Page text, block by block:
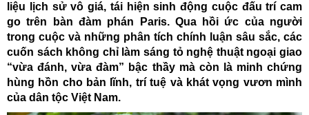
liệu lịch sử vô giá, tái hiện sinh động cuộc đấu trí cam
go trên bàn đàm phán Paris. Qua hồi ức của người
trong cuộc và những phân tích chính luận sâu sắc, các
cuốn sách không chỉ làm sáng tỏ nghệ thuật ngoại giao
“vừa đánh, vừa đàm” bậc thầy mà còn là minh chứng
hùng hồn cho bản lĩnh, trí tuệ và khát vọng vươn mình
của dân tộc Việt Nam.